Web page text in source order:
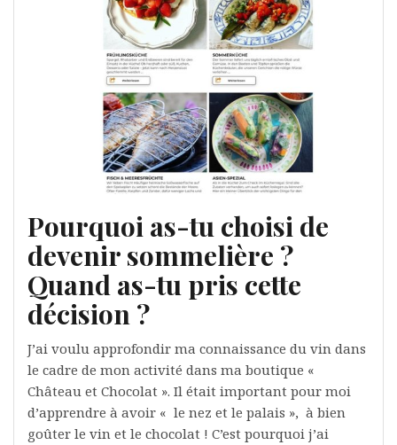
Pourquoi as-tu choisi de
devenir sommelière ?
Quand as-tu pris cette
décision ?
J’ai voulu approfondir ma connaissance du vin dans
le cadre de mon activité dans ma boutique «
Château et Chocolat ». Il était important pour moi
d’apprendre à avoir « le nez et le palais », à bien
goûter le vin et le chocolat ! C’est pourquoi j’ai